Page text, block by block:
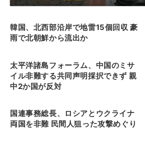
韓国、北西部沿岸で地雷15個回収 豪
雨で北朝鮮から流出か
太平洋諸島フォーラム、中国のミサ
イル非難する共同声明採択できず 親
中2か国が反対
国連事務総長、ロシアとウクライナ
両国を非難 民間人狙った攻撃めぐり